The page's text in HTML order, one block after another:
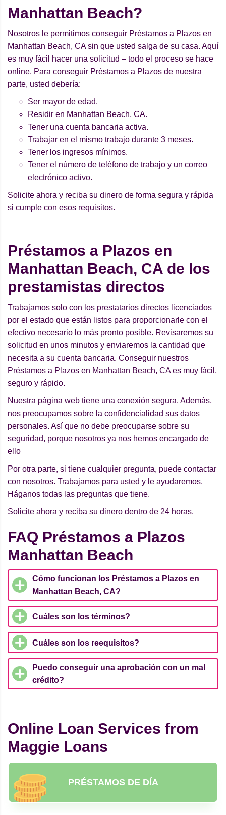
Manhattan Beach?
Nosotros le permitimos conseguir Préstamos a Plazos en
Manhattan Beach, CA sin que usted salga de su casa. Aquí
es muy fácil hacer una solicitud – todo el proceso se hace
online. Para conseguir Préstamos a Plazos de nuestra
parte, usted debería:
Ser mayor de edad.
Residir en Manhattan Beach, CA.
Tener una cuenta bancaria activa.
Trabajar en el mismo trabajo durante 3 meses.
Tener los ingresos mínimos.
Tener el número de teléfono de trabajo y un correo
electrónico activo.
Solicite ahora y reciba su dinero de forma segura y rápida
si cumple con esos requisitos.
Préstamos a Plazos en
Manhattan Beach, CA de los
prestamistas directos
Trabajamos solo con los prestatarios directos licenciados
por el estado que están listos para proporcionarle con el
efectivo necesario lo más pronto posible. Revisaremos su
solicitud en unos minutos y enviaremos la cantidad que
necesita a su cuenta bancaria. Conseguir nuestros
Préstamos a Plazos en Manhattan Beach, CA es muy fácil,
seguro y rápido.
Nuestra página web tiene una conexión segura. Además,
nos preocupamos sobre la confidencialidad sus datos
personales. Así que no debe preocuparse sobre su
seguridad, porque nosotros ya nos hemos encargado de
ello
Por otra parte, si tiene cualquier pregunta, puede contactar
con nosotros. Trabajamos para usted y le ayudaremos.
Háganos todas las preguntas que tiene.
Solicite ahora y reciba su dinero dentro de 24 horas.
FAQ Préstamos a Plazos
Manhattan Beach
Cómo funcionan los Préstamos a Plazos en
Manhattan Beach, CA?
Cuáles son los términos?
Cuáles son los reequisitos?
Puedo conseguir una aprobación con un mal
crédito?
Online Loan Services from
Maggie Loans
PRÉSTAMOS DE DÍA